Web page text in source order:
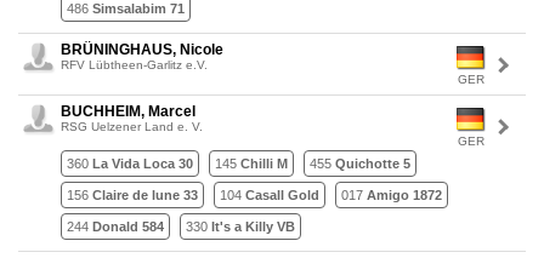
486 Simsalabim 71
GER
BRÜNINGHAUS, Nicole
RFV Lübtheen-Garlitz e.V.
GER
BUCHHEIM, Marcel
RSG Uelzener Land e. V.
360 La Vida Loca 30 145 Chilli M 455 Quichotte 5
156 Claire de lune 33 104 Casall Gold 017 Amigo 1872
244 Donald 584 330 It's a Killy VB